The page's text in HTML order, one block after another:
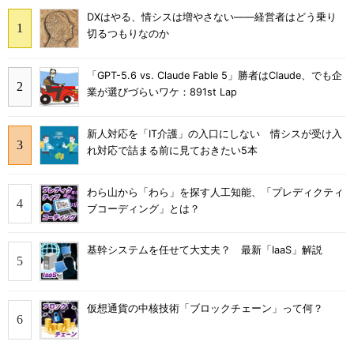
DXはやる、情シスは増やさない――経営者はどう乗り
切るつもりなのか
「GPT-5.6 vs. Claude Fable 5」勝者はClaude、でも企
業が選びづらいワケ：891st Lap
新人対応を「IT介護」の入口にしない 情シスが受け入
れ対応で詰まる前に見ておきたい5本
わら山から「わら」を探す人工知能、「プレディクティ
ブコーディング」とは？
基幹システムを任せて大丈夫？ 最新「IaaS」解説
仮想通貨の中核技術「ブロックチェーン」って何？